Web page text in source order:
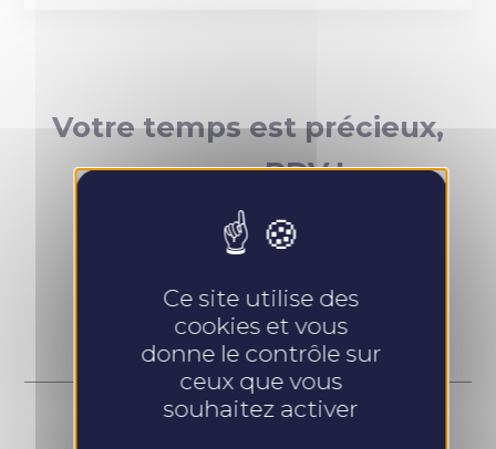
Votre temps est précieux,
prenez RDV !
Ce site utilise des
cookies et vous
donne le contrôle sur
ceux que vous
souhaitez activer